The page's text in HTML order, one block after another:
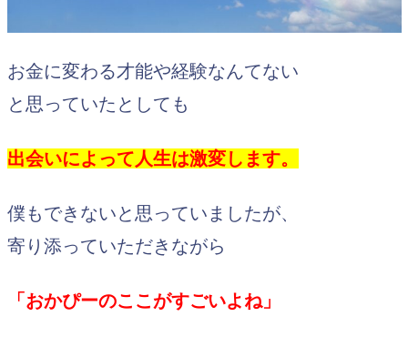
お金に変わる才能や経験なんてない
と思っていたとしても
出会いによって人生は激変します。
僕もできないと思っていましたが、
寄り添っていただきながら
「おかぴーのここがすごいよね」